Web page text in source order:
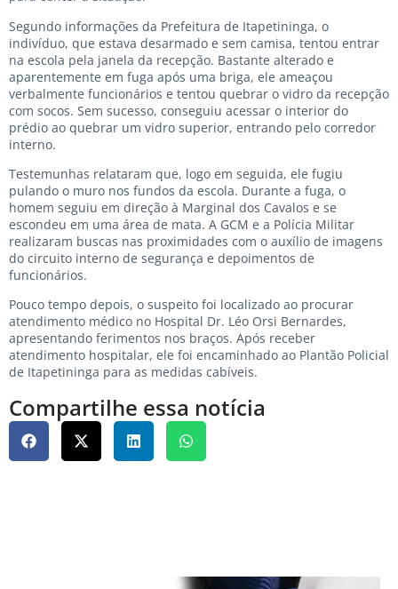
Segundo informações da Prefeitura de Itapetininga, o
indivíduo, que estava desarmado e sem camisa, tentou entrar
na escola pela janela da recepção. Bastante alterado e
aparentemente em fuga após uma briga, ele ameaçou
verbalmente funcionários e tentou quebrar o vidro da recepção
com socos. Sem sucesso, conseguiu acessar o interior do
prédio ao quebrar um vidro superior, entrando pelo corredor
interno.
Testemunhas relataram que, logo em seguida, ele fugiu
pulando o muro nos fundos da escola. Durante a fuga, o
homem seguiu em direção à Marginal dos Cavalos e se
escondeu em uma área de mata. A GCM e a Polícia Militar
realizaram buscas nas proximidades com o auxílio de imagens
do circuito interno de segurança e depoimentos de
funcionários.
Pouco tempo depois, o suspeito foi localizado ao procurar
atendimento médico no Hospital Dr. Léo Orsi Bernardes,
apresentando ferimentos nos braços. Após receber
atendimento hospitalar, ele foi encaminhado ao Plantão Policial
de Itapetininga para as medidas cabíveis.
Compartilhe essa notícia